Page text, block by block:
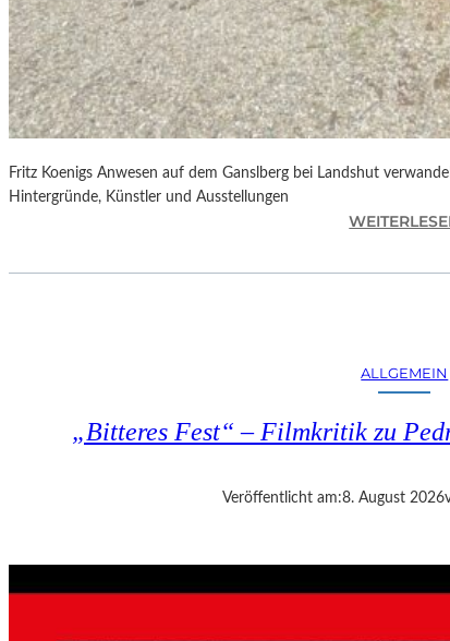
Fritz Koenigs Anwesen auf dem Ganslberg bei Landshut
Hintergründe, Künstler und Ausstellungen
ALLGEMEIN
„Bitteres Fest“ – Filmkritik zu
Veröffentlicht am:8. August 2026